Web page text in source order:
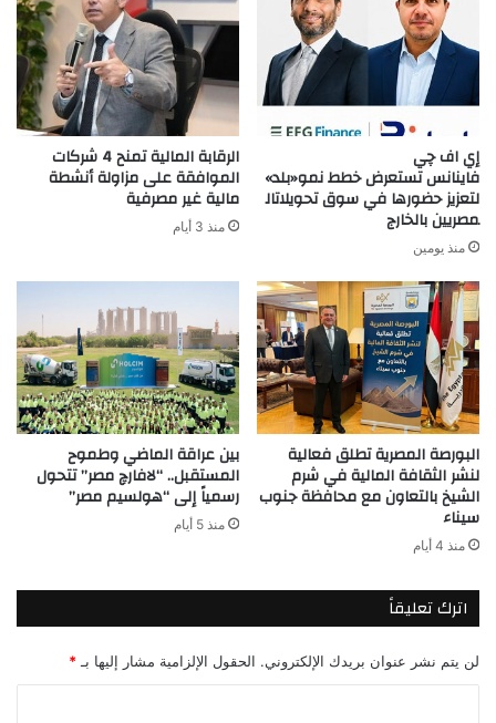
الاستدامة
إي اف چي
فاينانس تستعرض خطط نمو«بلد»
لتعزيز حضورها في سوق تحويلاتال
مصريين بالخارج
منذ يومين
الرقابة المالية تمنح 4 شركات
الموافقة على مزاولة أنشطة
مالية غير مصرفية
منذ 3 أيام
البورصة المصرية تطلق فعالية
لنشر الثقافة المالية في شرم
الشيخ بالتعاون مع محافظة جنوب
سيناء
منذ 4 أيام
بين عراقة الماضي وطموح
المستقبل.. “لافارچ مصر” تتحول
رسمياً إلى “هولسيم مصر”
منذ 5 أيام
اترك تعليقاً
لن يتم نشر عنوان بريدك الإلكتروني. الحقول الإلزامية مشار إليها بـ *